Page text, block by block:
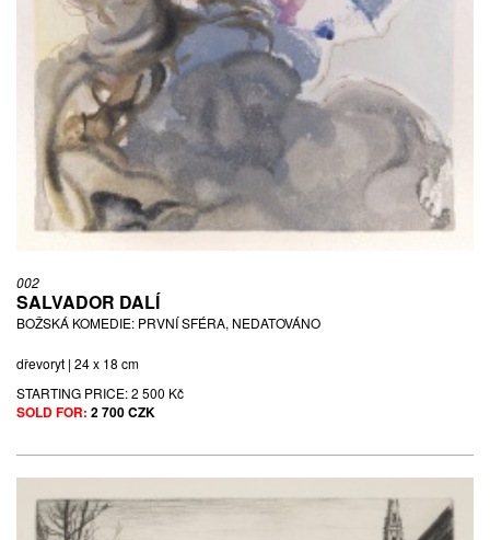
002
SALVADOR DALÍ
BOŽSKÁ KOMEDIE: PRVNÍ SFÉRA, NEDATOVÁNO
dřevoryt | 24 x 18 cm
STARTING PRICE:2 500 Kč
SOLD FOR: 2 700 CZK